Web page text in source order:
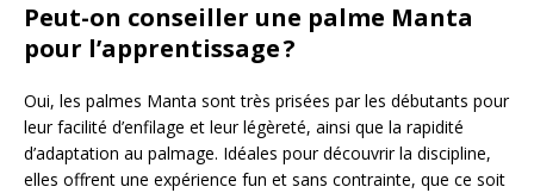
Peut-on conseiller une palme Manta
pour l’apprentissage ?
Oui, les palmes Manta sont très prisées par les débutants pour
leur facilité d’enfilage et leur légèreté, ainsi que la rapidité
d’adaptation au palmage. Idéales pour découvrir la discipline,
elles offrent une expérience fun et sans contrainte, que ce soit